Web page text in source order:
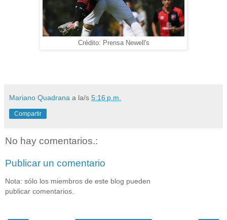
Crédito: Prensa Newell's
Mariano Quadrana a la/s 5:16 p.m.
Compartir
No hay comentarios.:
Publicar un comentario
Nota: sólo los miembros de este blog pueden
publicar comentarios.